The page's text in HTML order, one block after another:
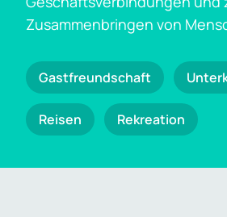
Zusammenbringen von
Gastfreundschaft
Reisen Rekreation